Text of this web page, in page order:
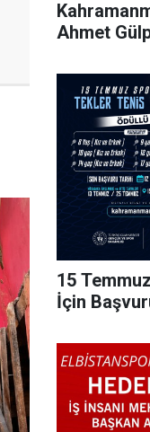
Ahmet
15
İçin